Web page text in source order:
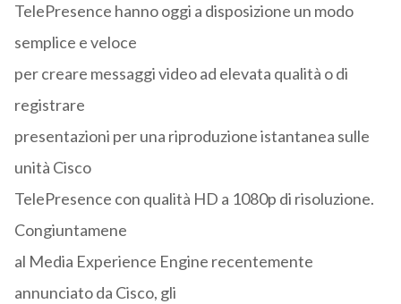
TelePresence hanno oggi a disposizione un modo
semplice e veloce
per creare messaggi video ad elevata qualità o di
registrare
presentazioni per una riproduzione istantanea sulle
unità Cisco
TelePresence con qualità HD a 1080p di risoluzione.
Congiuntamene
al Media Experience Engine recentemente
annunciato da Cisco, gli